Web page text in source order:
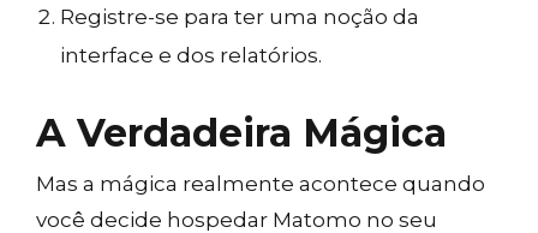
Registre-se para ter uma noção da
interface e dos relatórios.
A Verdadeira Mágica
Mas a mágica realmente acontece quando
você decide hospedar Matomo no seu